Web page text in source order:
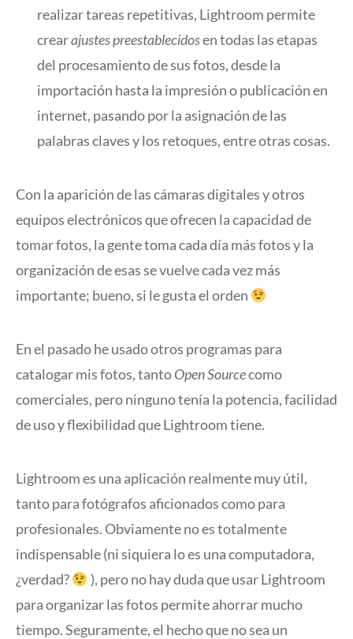
realizar tareas repetitivas, Lightroom permite
crearajustes preestablecidosen todas las etapas
del procesamiento de sus fotos, desde la
importación hasta la impresión o publicación en
internet, pasando por la asignación de las
palabras claves y los retoques, entre otras cosas.
Con la aparición de las cámaras digitales y otros
equipos electrónicos que ofrecen la capacidad de
tomar fotos, la gente toma cada día más fotos y la
organización de esas se vuelve cada vez más
importante; bueno, si le gusta el orden
En el pasado he usado otros programas para
catalogar mis fotos, tantoOpen Sourcecomo
comerciales, pero ninguno tenía la potencia, facilidad
de uso y flexibilidad que Lightroom tiene.
Lightroom es una aplicación realmente muy útil,
tanto para fotógrafos aficionados como para
profesionales. Obviamente no es totalmente
indispensable (ni siquiera lo es una computadora,
¿verdad?
), pero no hay duda que usar Lightroom
para organizar las fotos permite ahorrar mucho
tiempo. Seguramente, el hecho que no sea un